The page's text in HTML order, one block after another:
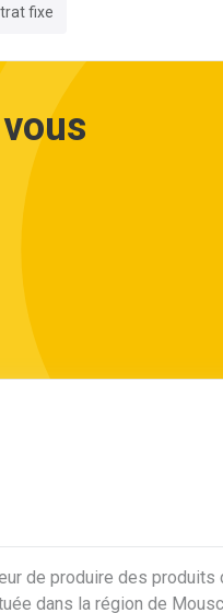
fixe
de produire des produits